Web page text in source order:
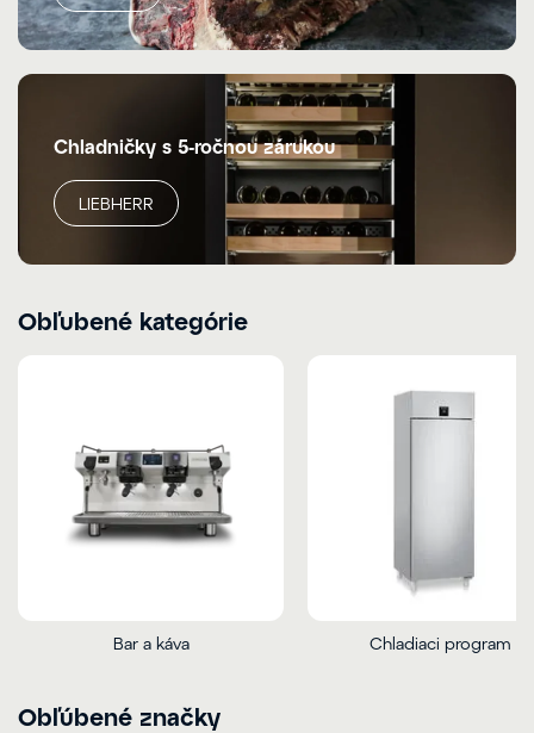
Chladničky s 5-ročnou zárukou
LIEBHERR
Obľubené kategórie
Bar a káva Chladiaci program
Obľúbené značky